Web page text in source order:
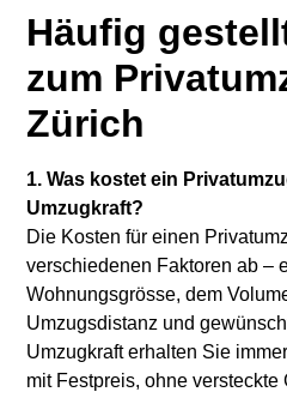
Häufig
zum
Zürich
1. Was kostet ein
Umzugkraft?
Die Kosten für einen
verschiedenen Faktoren ab –
Wohnungsgrösse, dem
Umzugsdistanz und
Umzugkraft erhalten Sie
mit Festpreis, ohne